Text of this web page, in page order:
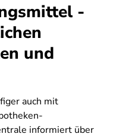
-
und
auch mit
informiert über